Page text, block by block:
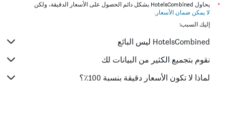
*
يحاول HotelsCombined بشكل دائم الحصول على الأسعار الدقيقة، ولكن
لا يمكن ضمان الأسعار .
إليك السبب:
HotelsCombined ليس البائع
نقوم بتجميع الكثير من البيانات لك
لماذا لا تكون الأسعار دقيقة بنسبة 100٪؟